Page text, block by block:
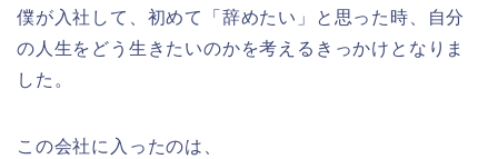
僕が入社して、初めて「辞めたい」と思った時、自分
の人生をどう生きたいのかを考えるきっかけとなりま
した。
この会社に入ったのは、